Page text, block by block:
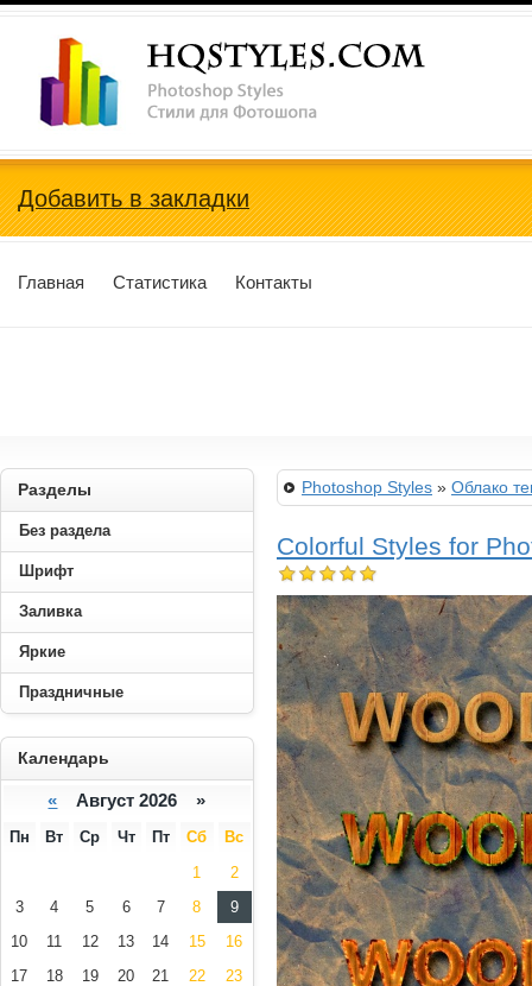
Photoshop Styles, Стили для Фотошопа
Добавить в закладки
Главная Статистика Контакты
Photoshop Styles » Облако
Colorful Styles for
Разделы
Без раздела
Шрифт
Заливка
Яркие
Праздничные
Календарь
« Август 2026 »
Пн Вт Ср Чт Пт Сб
Вс
1
2
3
4 5 6 7 8
9
10
11 12 13 14 15
16
17
18 19 20 21 22
23